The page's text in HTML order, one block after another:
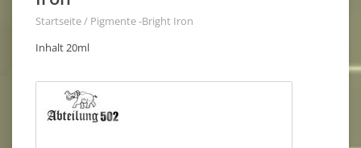
Startseite/ Pigmente -Bright Iron
Inhalt 20ml